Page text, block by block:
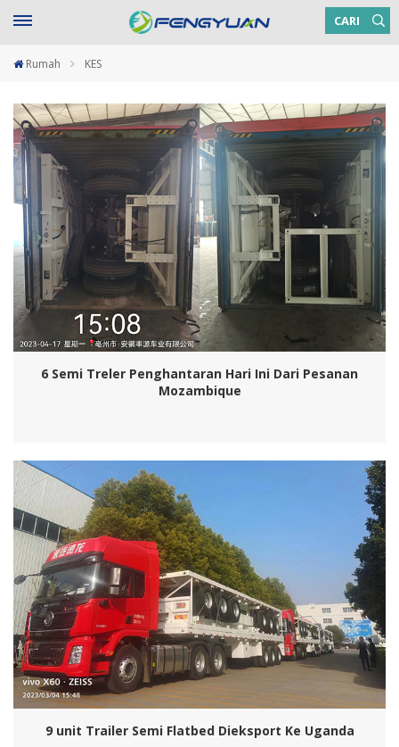
CARI
Rumah KES
6 Semi Treler Penghantaran Hari Ini Dari Pesanan
Mozambique
9 unit Trailer Semi Flatbed Dieksport Ke Uganda